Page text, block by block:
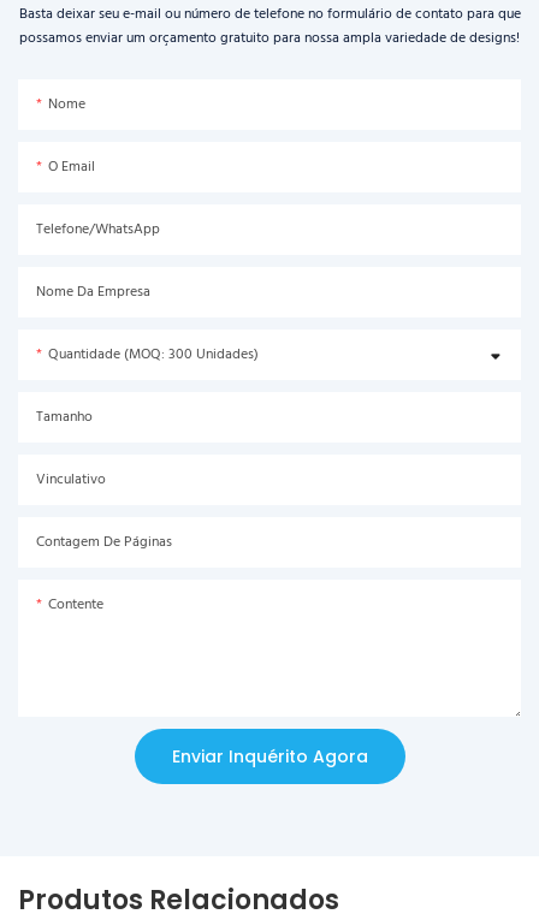
Basta deixar seu e-mail ou número de telefone no formulário de contato para que
possamos enviar um orçamento gratuito para nossa ampla variedade de designs!
Nome
O Email
Telefone/WhatsApp
Nome Da Empresa
Quantidade (MOQ: 300 Unidades)
Tamanho
Vinculativo
Contagem De Páginas
Contente
Enviar Inquérito Agora
Produtos Relacionados